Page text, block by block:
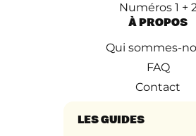
Numéros 1 +
À PROPOS
Qui sommes-
FAQ
Contact
LES GUIDES